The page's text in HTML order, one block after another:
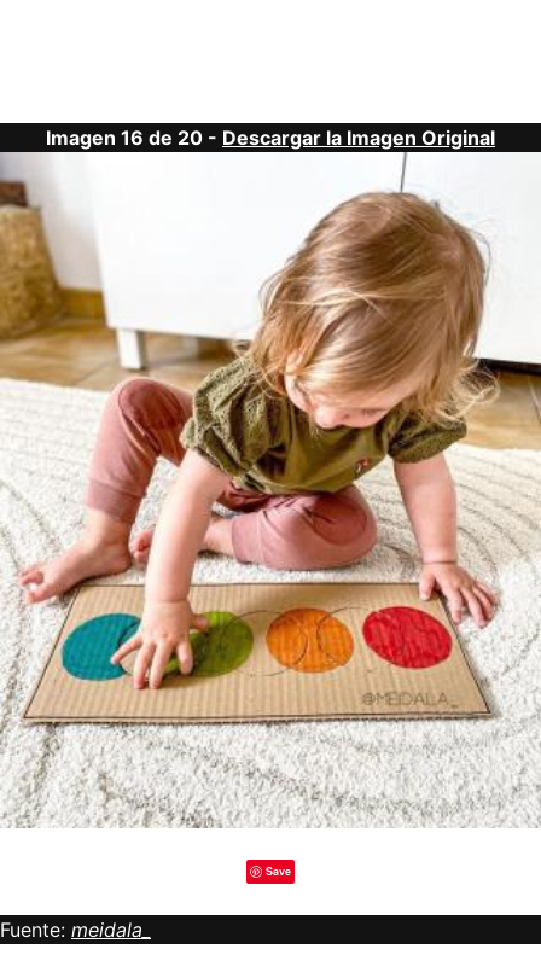
Imagen 16 de 20 - Descargar la Imagen Original
Save
Fuente: meidala_